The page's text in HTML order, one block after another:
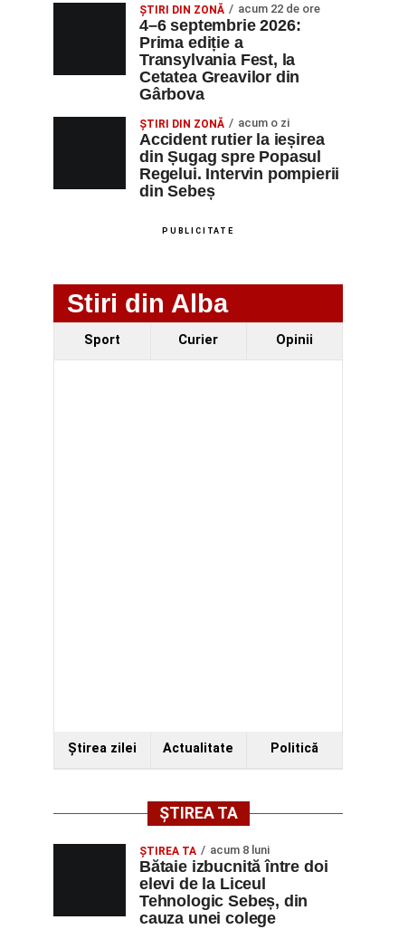
ȘTIRI DIN ZONĂ acum 22 de ore
4–6 septembrie 2026:
Prima ediție a
Transylvania Fest, la
Cetatea Greavilor din
Gârbova
ȘTIRI DIN ZONĂ acum o zi
Accident rutier la ieșirea
din Șugag spre Popasul
Regelui. Intervin pompierii
din Sebeș
PUBLICITATE
Stiri din Alba
Sport Curier Opinii
Ştirea zilei Actualitate Politică
ȘTIREA TA
ŞTIREA TA acum 8 luni
Bătaie izbucnită între doi
elevi de la Liceul
Tehnologic Sebeș, din
cauza unei colege